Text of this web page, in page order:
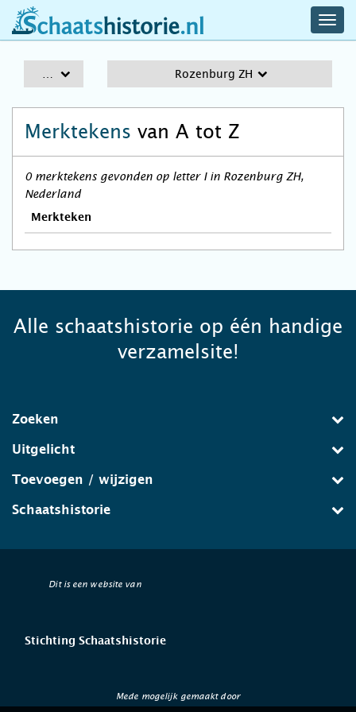
schaatshistorie.nl
Rozenburg ZH
Merktekens van A tot Z
0 merktekens gevonden op letter I in Rozenburg ZH,
Nederland
Merkteken
Alle schaatshistorie op één handige
verzamelsite!
Zoeken
Uitgelicht
Toevoegen / wijzigen
Schaatshistorie
Dit is een website van
Stichting Schaatshistorie
Mede mogelijk gemaakt door